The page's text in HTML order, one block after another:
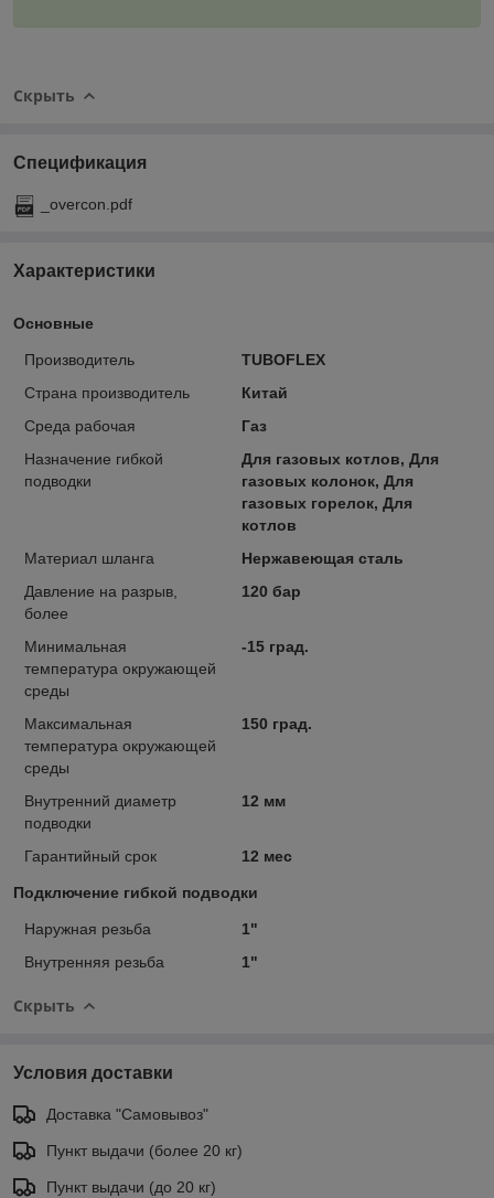
Скрыть
Спецификация
_overcon.pdf
Характеристики
Основные
Производитель
TUBOFLEX
Страна производитель
Китай
Среда рабочая
Газ
Назначение гибкой
подводки
Для газовых котлов, Для
газовых колонок, Для
газовых горелок, Для
котлов
Материал шланга
Нержавеющая сталь
Давление на разрыв,
более
120 бар
Минимальная
температура окружающей
среды
-15 град.
Максимальная
температура окружающей
среды
150 град.
Внутренний диаметр
подводки
12 мм
Гарантийный срок 12 мес
Подключение гибкой подводки
Наружная резьба
1"
Внутренняя резьба
1"
Скрыть
Условия доставки
Доставка "Самовывоз"
Пункт выдачи (более 20 кг)
Пункт выдачи (до 20 кг)